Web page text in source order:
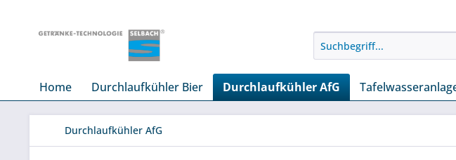
Home Durchlaufkühler Bier Durchlaufkühler AfG
Durchlaufkühler AfG